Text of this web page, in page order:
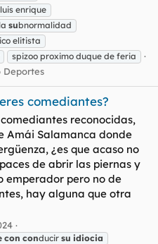
enrique
subnormalidad
elitista
spizoo proximo duque de feria
Deportes
comediantes?
reconocidas,
Amái Salamanca donde
¿es que acaso no
de abrir las piernas y
emperador pero no de
hay alguna que otra
con conducir su idiocia